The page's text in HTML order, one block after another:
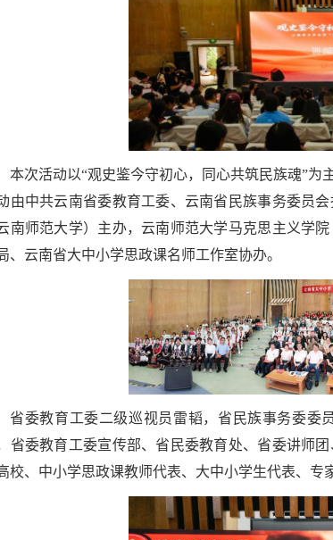
本次活动以“观史鉴今守初心，同心共筑民族魂”为
由中共云南省委教育工委、云南省民族事务委员
南师范大学）主办，云南师范大学马克思主义学
、云南省大中小学思政课名师工作室协办。
省委教育工委二级巡视员雷韬，省民族事务委委
省委教育工委宣传部、省民委教育处、省委讲师
校、中小学思政课教师代表、大中小学生代表、专